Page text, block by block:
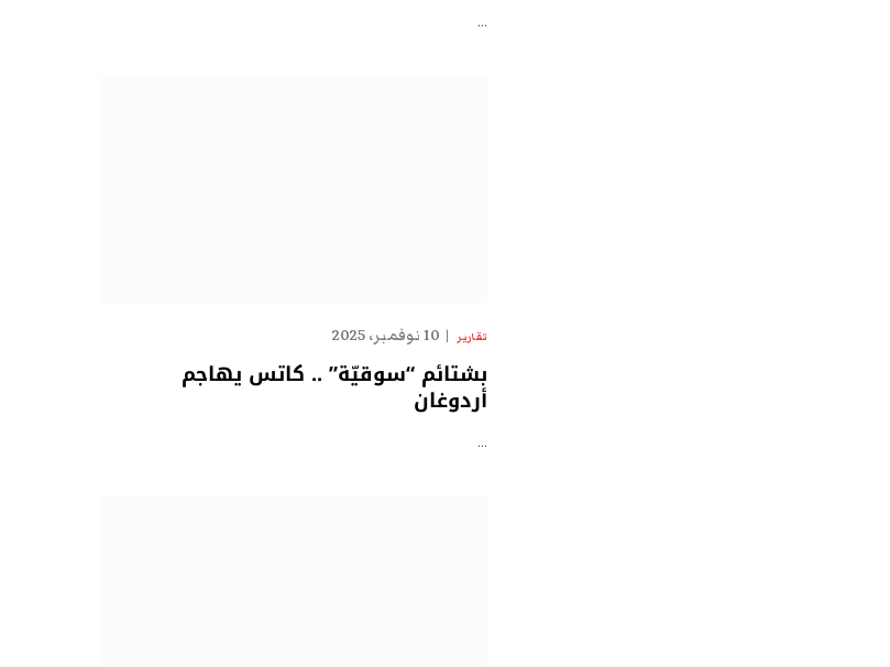
…
تقارير 10 نوفمبر، 2025
بشتائم “سوقيّة” .. كاتس يهاجم
أردوغان
…